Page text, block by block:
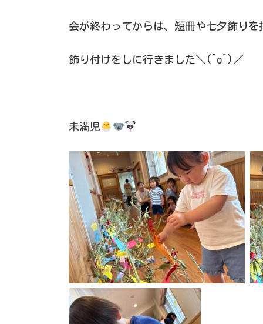
会が終わってからは、短冊や七夕飾りを
飾り付けをしに行きました＼(^o^)／
未満児